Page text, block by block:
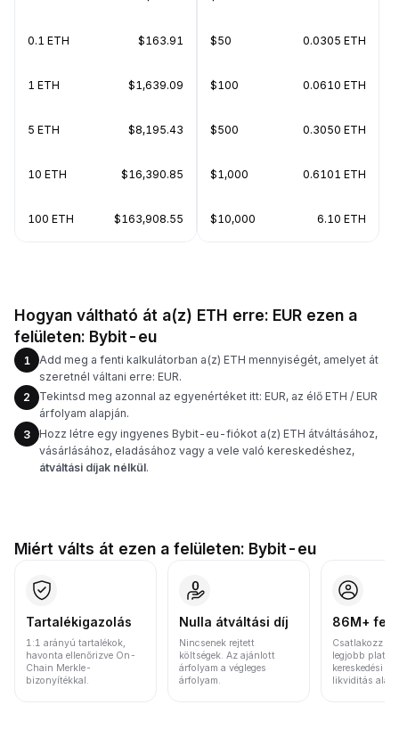
0.1 ETH $163.91
1 ETH $1,639.09
5 ETH $8,195.43
10 ETH $16,390.85
100 ETH $163,908.55
$50 0.0305 ETH
$100 0.0610 ETH
$500 0.3050 ETH
$1,000 0.6101 ETH
$10,000 6.10 ETH
Hogyan váltható át a(z) ETH erre: EUR ezen a
felületen: Bybit-eu
1
Add meg a fenti kalkulátorban a(z) ETH mennyiségét, amelyet át
szeretnél váltani erre: EUR.
2
Tekintsd meg azonnal az egyenértéket itt: EUR, az élő ETH / EUR
árfolyam alapján.
3
Hozz létre egy ingyenes Bybit-eu-fiókot a(z) ETH átváltásához,
vásárlásához, eladásához vagy a vele való kereskedéshez,
átváltási díjak nélkül.
Miért válts át ezen a felületen: Bybit-eu
Tartalékigazolás
1:1 arányú tartalékok,
havonta ellenőrizve On-
Chain Merkle-
bizonyítékkal.
Nulla átváltási díj
Nincsenek rejtett
költségek. Az ajánlott
árfolyam a végleges
árfolyam.
86M+
Csatlakozz a
legjobb
kereskedési
likviditás